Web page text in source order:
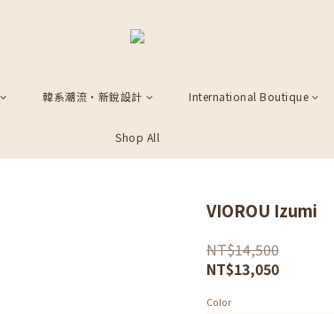
韓系潮流・新銳設計 International Boutique
Shop All
VIOROU Izumi
NT$14,500
NT$13,050
Color